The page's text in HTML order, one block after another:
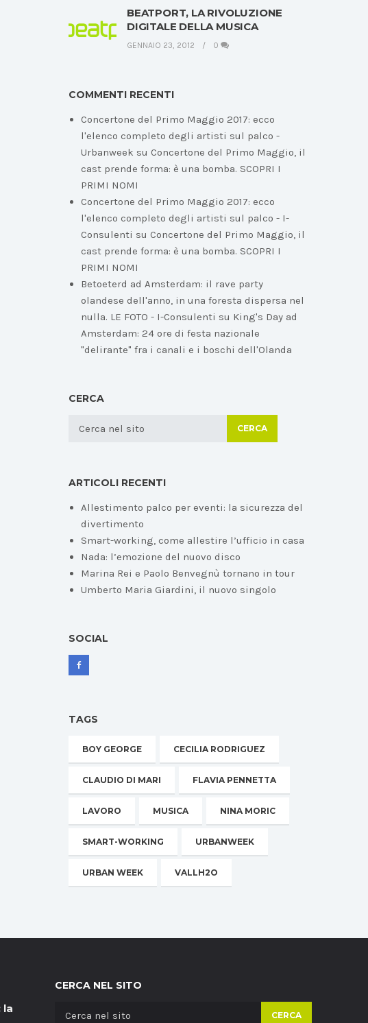
BEATPORT, LA RIVOLUZIONE
DIGITALE DELLA MUSICA
GENNAIO 23, 2012 0
COMMENTI RECENTI
Concertone del Primo Maggio 2017: ecco
l'elenco completo degli artisti sul palco -
Urbanweek su Concertone del Primo Maggio, il
cast prende forma: è una bomba. SCOPRI I
PRIMI NOMI
Concertone del Primo Maggio 2017: ecco
l'elenco completo degli artisti sul palco - I-
Consulenti su Concertone del Primo Maggio, il
cast prende forma: è una bomba. SCOPRI I
PRIMI NOMI
Betoeterd ad Amsterdam: il rave party
olandese dell'anno, in una foresta dispersa nel
nulla. LE FOTO - I-Consulenti su King's Day ad
Amsterdam: 24 ore di festa nazionale
"delirante" fra i canali e i boschi dell'Olanda
CERCA
CERCA
ARTICOLI RECENTI
Allestimento palco per eventi: la sicurezza del
divertimento
Smart-working, come allestire l’ufficio in casa
Nada: l’emozione del nuovo disco
Marina Rei e Paolo Benvegnù tornano in tour
Umberto Maria Giardini, il nuovo singolo
SOCIAL
TAGS
BOY GEORGE CECILIA RODRIGUEZ
CLAUDIO DI MARI FLAVIA PENNETTA
LAVORO MUSICA NINA MORIC
SMART-WORKING URBANWEEK
URBAN WEEK VALLH2O
la
CERCA NEL SITO
CERCA